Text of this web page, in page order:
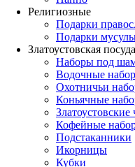
Религиозные
Подарки
Подарки
Златоустовская посуда
Наборы под
Водочные
Охотничьи
Коньячные
Кофейные
Подстаканники
Икорницы
Кубки